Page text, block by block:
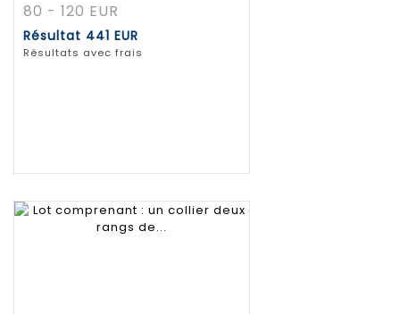
80 - 120 EUR
Résultat 441 EUR
Résultats avec frais